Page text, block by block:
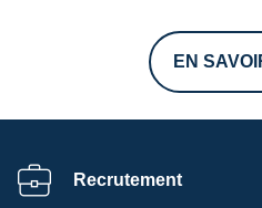
EN
Recrutement